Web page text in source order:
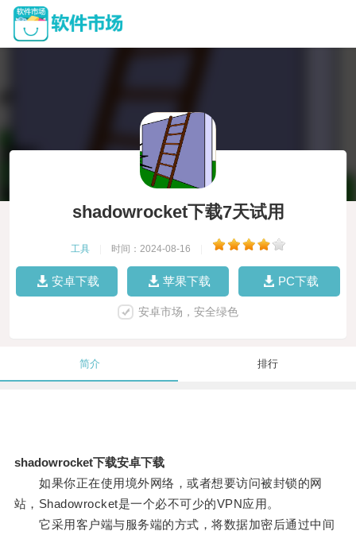
shadowrocket下载7天试用
工具 时间：2024-08-16
安卓下载 苹果下载 PC下载
安卓市场，安全绿色
简介 排行
shadowrocket下载安卓下载
如果你正在使用境外网络，或者想要访问被封锁的网
站，Shadowrocket是一个必不可少的VPN应用。
它采用客户端与服务端的方式，将数据加密后通过中间